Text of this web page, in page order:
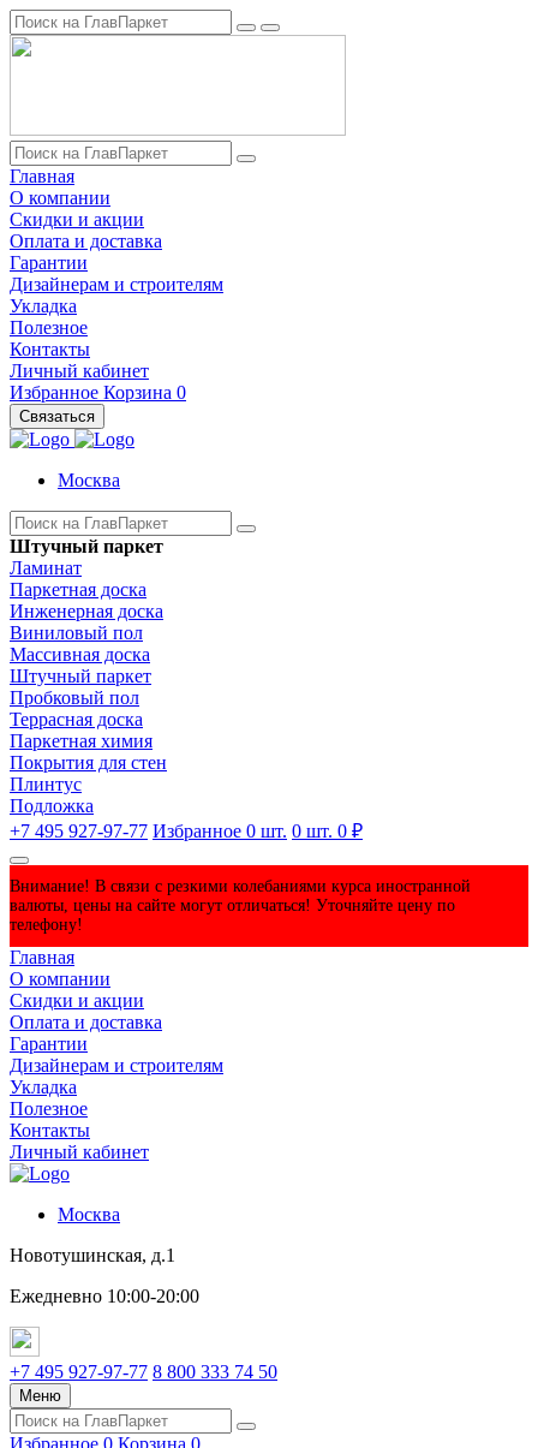
Главная
О компании
Скидки и акции
Оплата и доставка
Гарантии
Дизайнерам и строителям
Укладка
Полезное
Контакты
Личный кабинет
Избранное Корзина 0
Связаться
Москва
Штучный паркет
Ламинат
Паркетная доска
Инженерная доска
Виниловый пол
Массивная доска
Штучный паркет
Пробковый пол
Террасная доска
Паркетная химия
Покрытия для стен
Плинтус
Подложка
+7 495 927-97-77 Избранное 0 шт. 0 шт. 0 ₽
Внимание! В связи с резкими колебаниями курса иностранной
валюты, цены на сайте могут отличаться! Уточняйте цену по
телефону!
Главная
О компании
Скидки и акции
Оплата и доставка
Гарантии
Дизайнерам и строителям
Укладка
Полезное
Контакты
Личный кабинет
Москва
Новотушинская, д.1
Ежедневно 10:00-20:00
+7 495 927-97-77 8 800 333 74 50
Меню
Избранное 0 Корзина 0